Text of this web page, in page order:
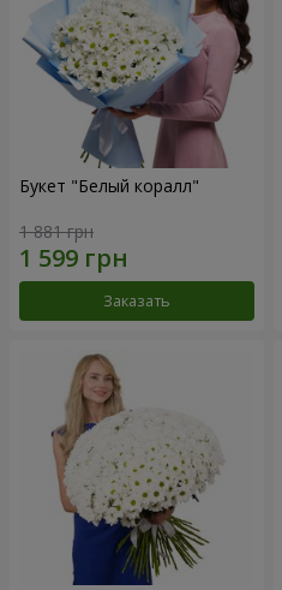
Букет "Белый коралл"
1 881 грн
Заказать